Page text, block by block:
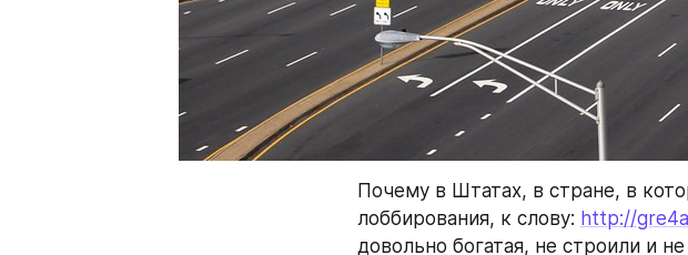
Почему в Штатах, в стране, в
лоббирования, к слову: http://
довольно богатая, не строили и